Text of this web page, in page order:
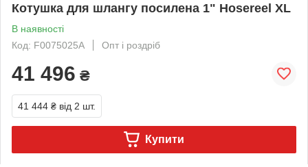
Котушка для шлангу посилена 1" Hosereel XL
В наявності
Код: F0075025A
Опт і роздріб
41 496 ₴
41 444 ₴ від 2 шт.
Купити